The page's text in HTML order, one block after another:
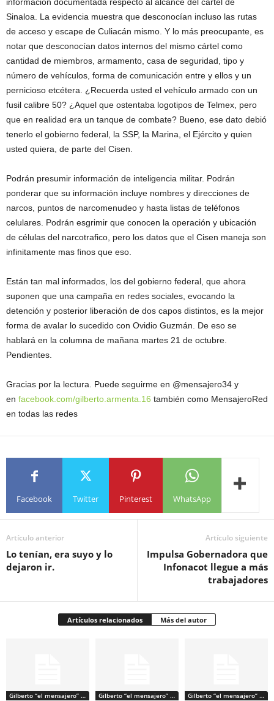
Sinaloa. La evidencia muestra que desconocían incluso las rutas
de acceso y escape de Culiacán mismo. Y lo más preocupante, es
notar que desconocían datos internos del mismo cártel como
cantidad de miembros, armamento, casa de seguridad, tipo y
número de vehículos, forma de comunicación entre y ellos y un
pernicioso etcétera. ¿Recuerda usted el vehículo armado con un
fusil calibre 50? ¿Aquel que ostentaba logotipos de Telmex, pero
que en realidad era un tanque de combate? Bueno, ese dato debió
tenerlo el gobierno federal, la SSP, la Marina, el Ejército y quien
usted quiera, de parte del Cisen.
Podrán presumir información de inteligencia militar. Podrán
ponderar que su información incluye nombres y direcciones de
narcos, puntos de narcomenudeo y hasta listas de teléfonos
celulares. Podrán esgrimir que conocen la operación y ubicación
de células del narcotrafico, pero los datos que el Cisen maneja son
infinitamente mas finos que eso.
Están tan mal informados, los del gobierno federal, que ahora
suponen que una campaña en redes sociales, evocando la
detención y posterior liberación de dos capos distintos, es la mejor
forma de avalar lo sucedido con Ovidio Guzmán. De eso se
hablará en la columna de mañana martes 21 de octubre.
Pendientes.
Gracias por la lectura. Puede seguirme en @mensajero34 y
en facebook.com/gilberto.armenta.16 también como MensajeroRed
en todas las redes
Facebook Twitter Pinterest WhatsApp
Artículo anterior
Lo tenían, era suyo y lo
dejaron ir.
Artículo siguiente
Impulsa Gobernadora que
Infonacot llegue a más
trabajadores
Artículos relacionados Más del autor
Gilberto “el mensajero” Armenta Gilberto “el mensajero” Armenta Gilberto “el mensajero” Armenta